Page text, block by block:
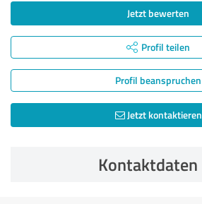
Jetzt bewerten
Profil teilen
Profil beanspruchen
Jetzt kontaktieren
Kontaktdaten